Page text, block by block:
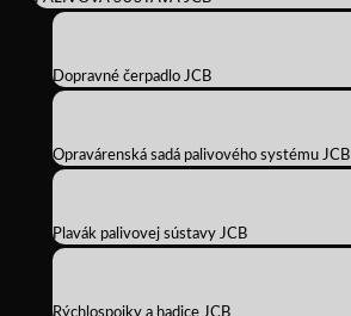
Dopravné čerpadlo JCB
Opravárenská sadá palivového systému JCB
Plavák palivovej sústavy JCB